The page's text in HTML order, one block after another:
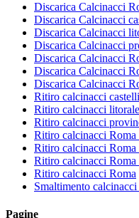
Discarica Calcinacci
Discarica Calcinacci
Discarica Calcinacci
Discarica Calcinacci
Discarica Calcinacci
Discarica Calcinacci
Discarica Calcinacci
Ritiro calcinacci
Ritiro calcinacci
Ritiro calcinacci
Ritiro calcinacci Roma
Ritiro calcinacci Roma
Ritiro calcinacci Roma
Ritiro calcinacci Roma
Smaltimento
Pagine